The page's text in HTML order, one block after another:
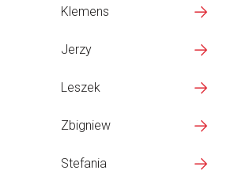
Klemens
Jerzy
Leszek
Zbigniew
Stefania